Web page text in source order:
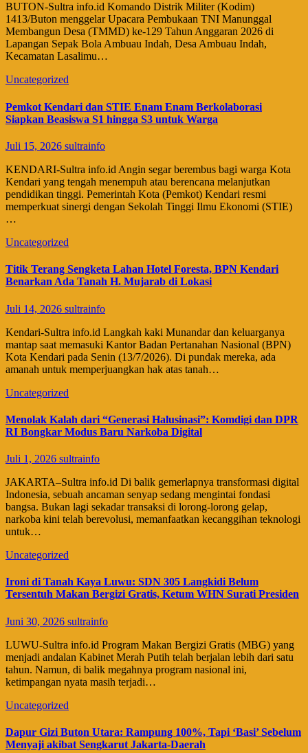
BUTON-Sultra info.id Komando Distrik Militer (Kodim)
1413/Buton menggelar Upacara Pembukaan TNI Manunggal
Membangun Desa (TMMD) ke-129 Tahun Anggaran 2026 di
Lapangan Sepak Bola Ambuau Indah, Desa Ambuau Indah,
Kecamatan Lasalimu…
Uncategorized
Pemkot Kendari dan STIE Enam Enam Berkolaborasi
Siapkan Beasiswa S1 hingga S3 untuk Warga
Juli 15, 2026 sultrainfo
​KENDARI-Sultra info.id Angin segar berembus bagi warga Kota
Kendari yang tengah menempuh atau berencana melanjutkan
pendidikan tinggi. Pemerintah Kota (Pemkot) Kendari resmi
memperkuat sinergi dengan Sekolah Tinggi Ilmu Ekonomi (STIE)
…
Uncategorized
Titik Terang Sengketa Lahan Hotel Foresta, BPN Kendari
Benarkan Ada Tanah H. Mujarab di Lokasi
Juli 14, 2026 sultrainfo
Kendari-Sultra info.id Langkah kaki Munandar dan keluarganya
mantap saat memasuki Kantor Badan Pertanahan Nasional (BPN)
Kota Kendari pada Senin (13/7/2026). Di pundak mereka, ada
amanah untuk memperjuangkan hak atas tanah…
Uncategorized
Menolak Kalah dari “Generasi Halusinasi”: Komdigi dan DPR
RI Bongkar Modus Baru Narkoba Digital
Juli 1, 2026 sultrainfo
​JAKARTA–Sultra info.id Di balik gemerlapnya transformasi digital
Indonesia, sebuah ancaman senyap sedang mengintai fondasi
bangsa. Bukan lagi sekadar transaksi di lorong-lorong gelap,
narkoba kini telah berevolusi, memanfaatkan kecanggihan teknologi
untuk…
Uncategorized
Ironi di Tanah Kaya Luwu: SDN 305 Langkidi Belum
Tersentuh Makan Bergizi Gratis, Ketum WHN Surati Presiden
Juni 30, 2026 sultrainfo
​LUWU-Sultra info.id Program Makan Bergizi Gratis (MBG) yang
menjadi andalan Kabinet Merah Putih telah berjalan lebih dari satu
tahun. Namun, di balik megahnya program nasional ini,
ketimpangan nyata masih terjadi…
Uncategorized
Dapur Gizi Buton Utara: Rampung 100%, Tapi ‘Basi’ Sebelum
Menyaji akibat Sengkarut Jakarta-Daerah